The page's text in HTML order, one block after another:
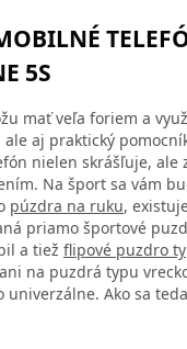
5S
mať veľa foriem a
aj praktický
nielen skrášľuje, ale
Na šport sa vám
púzdra na ruku,
priamo športové
a tiež flipové puzdro
na puzdrá typu
Ako sa